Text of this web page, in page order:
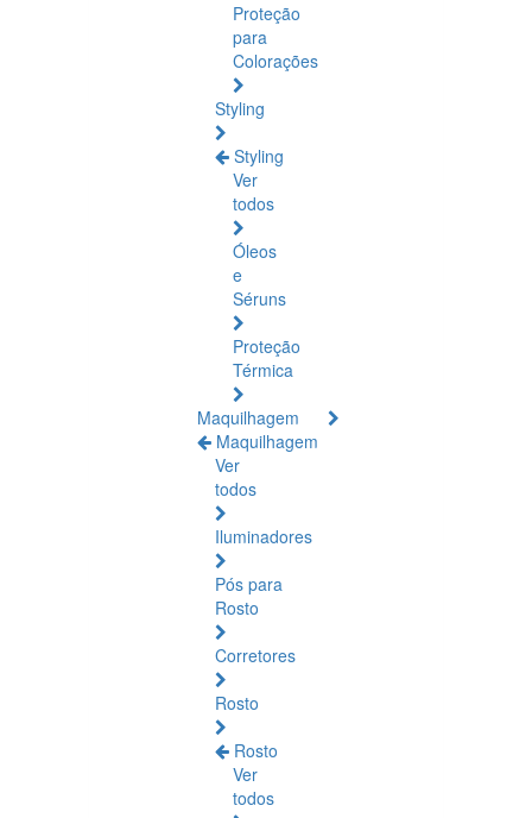
Proteção
para
Colorações
Styling
Styling
Ver
todos
Óleos
e
Séruns
Proteção
Térmica
Maquilhagem
Maquilhagem
Ver
todos
Iluminadores
Pós para
Rosto
Corretores
Rosto
Rosto
Ver
todos